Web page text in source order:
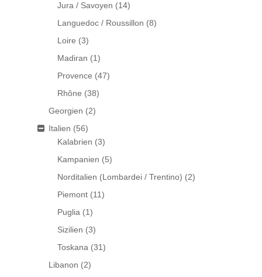
Jura / Savoyen (14)
Languedoc / Roussillon (8)
Loire (3)
Madiran (1)
Provence (47)
Rhône (38)
Georgien (2)
Italien (56)
Kalabrien (3)
Kampanien (5)
Norditalien (Lombardei / Trentino) (2)
Piemont (11)
Puglia (1)
Sizilien (3)
Toskana (31)
Libanon (2)